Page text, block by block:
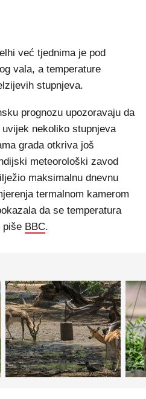
već tjednima je pod
vala, a temperature
stupnjeva.
prognozu upozoravaju da
nekoliko stupnjeva
grada otkriva još
meteorološki zavod
maksimalnu dnevnu
termalnom kamerom
da se temperatura
piše BBC.